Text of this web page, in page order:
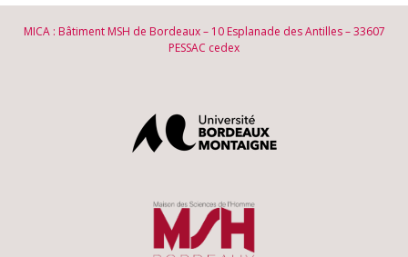
MICA : Bâtiment MSH de Bordeaux – 10 Esplanade des Antilles – 33607
PESSAC cedex